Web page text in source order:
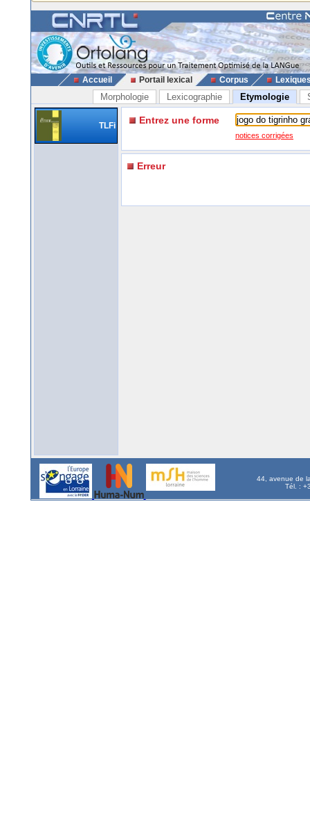
Accueil Portail lexical Corpus
Morphologie Lexicographie Etymologie
TLFi Entrez une forme
notices corrigées
Erreur
44, avenue de
Tél. :